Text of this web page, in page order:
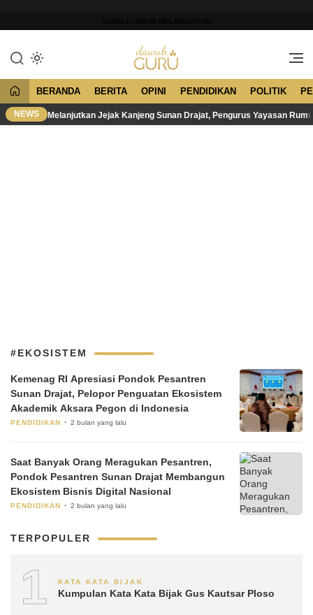
konten
Dawuh Guru
Merawat Tradisi, Membangun
BERANDA BERITA OPINI PENDIDIKAN POLITIK
NEWS Melanjutkan Jejak Kanjeng Sunan Drajat, Pengurus Yayasan
#EKOSISTEM
Kemenag RI Apresiasi Pondok Pesantren
Sunan Drajat, Pelopor Penguatan Ekosistem
Akademik Aksara Pegon di Indonesia
PENDIDIKAN 2 bulan yang lalu
Saat Banyak Orang Meragukan Pesantren,
Pondok Pesantren Sunan Drajat Membangun
Ekosistem Bisnis Digital Nasional
PENDIDIKAN 2 bulan yang lalu
TERPOPULER
1 KATA KATA BIJAK
Kumpulan Kata Kata Bijak Gus Kautsar Ploso